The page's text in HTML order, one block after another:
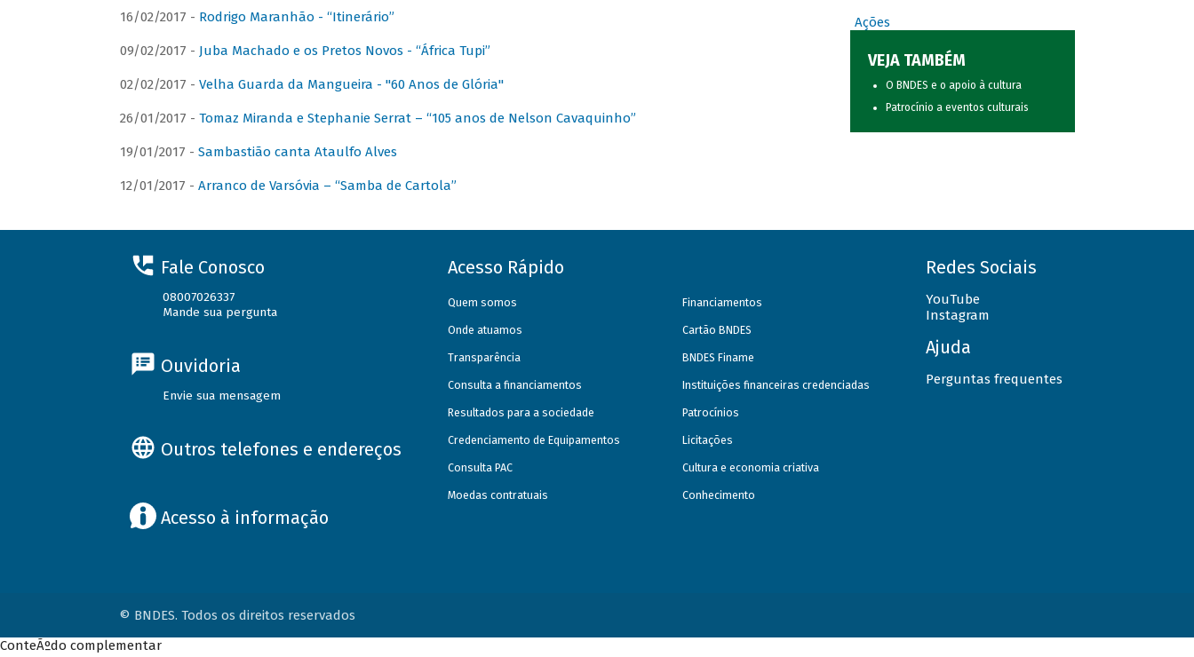
16/02/2017 - Rodrigo Maranhão - “Itinerário”
09/02/2017 - Juba Machado e os Pretos Novos - “África Tupi”
02/02/2017 - Velha Guarda da Mangueira - "60 Anos de Glória"
26/01/2017 - Tomaz Miranda e Stephanie Serrat – “105 anos de Nelson Cavaquinho”
19/01/2017 - Sambastião canta Ataulfo Alves
12/01/2017 - Arranco de Varsóvia – “Samba de Cartola”
Ações
VEJA TAMBÉM
O BNDES e o apoio à cultura
Patrocínio a eventos culturais
Fale Conosco
08007026337
Mande sua pergunta
Ouvidoria
Envie sua mensagem
Outros telefones e endereços
Acesso à informação
Acesso Rápido
Quem somos
Onde atuamos
Transparência
Consulta a financiamentos
Resultados para a sociedade
Credenciamento de Equipamentos
Consulta PAC
Moedas contratuais
Financiamentos
Cartão BNDES
BNDES Finame
Instituições financeiras credenciadas
Patrocínios
Licitações
Cultura e economia criativa
Conhecimento
Redes Sociais
YouTube
Instagram
Ajuda
Perguntas frequentes
© BNDES. Todos os direitos reservados
ConteÃºdo complementar